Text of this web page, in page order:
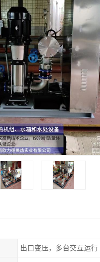
出口变压，多台交互运行